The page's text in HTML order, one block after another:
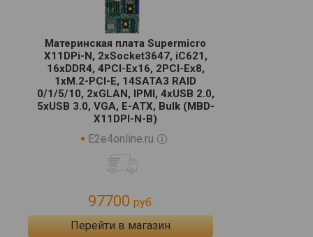
Материнская плата Supermicro
X11DPi-N, 2xSocket3647, iC621,
16xDDR4, 4PCI-Ex16, 2PCI-Ex8,
1xM.2-PCI-E, 14SATA3 RAID
0/1/5/10, 2xGLAN, IPMI, 4xUSB 2.0,
5xUSB 3.0, VGA, E-ATX, Bulk (MBD-
X11DPI-N-B)
E2e4online.ru
97700 руб.
Перейти в магазин